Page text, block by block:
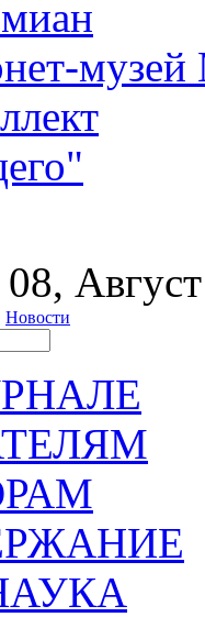
Новости